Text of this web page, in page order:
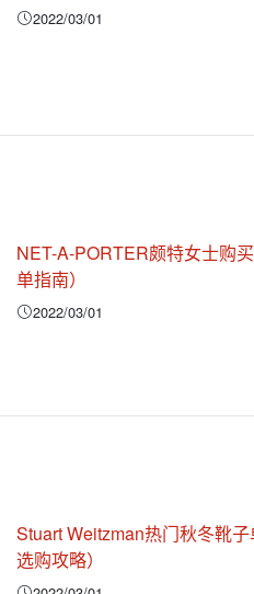
2022/03/01
NET-A-PORTER颇特女士购
单指南）
2022/03/01
Stuart Weitzman热门秋冬靴
选购攻略）